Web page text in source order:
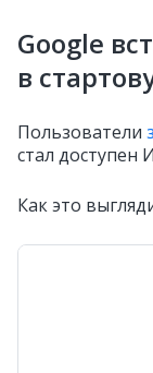
Google
в
Пользователи
стал доступен
Как это